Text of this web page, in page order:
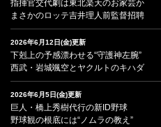
指揮官交代劇は東北楽天のお家芸か
まさかのロッテ吉井理人前監督招聘
2026年6月12日(金)更新
下剋上の予感漂わせる“守護神左腕”
西武・岩城颯空とヤクルトのキハダ
2026年6月5日(金)更新
巨人・橋上秀樹代行の新ID野球
野球観の根底には“ノムラの教え”